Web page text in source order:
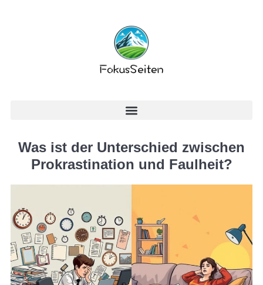
Was ist der Unterschied zwischen
Prokrastination und Faulheit?